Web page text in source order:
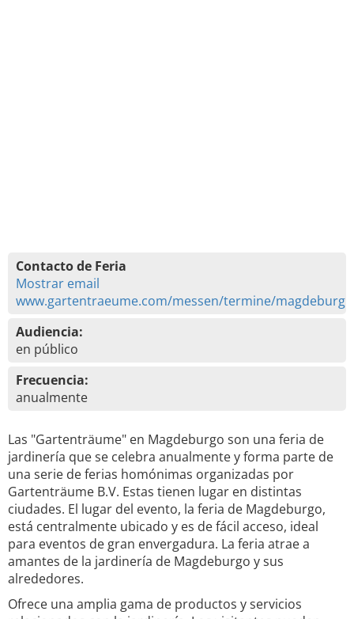
Contacto de Feria
Mostrar email
www.gartentraeume.com/messen/termine/magdeburg
Audiencia:
en público
Frecuencia:
anualmente
Las "Gartenträume" en Magdeburgo son una feria de
jardinería que se celebra anualmente y forma parte de
una serie de ferias homónimas organizadas por
Gartenträume B.V. Estas tienen lugar en distintas
ciudades. El lugar del evento, la feria de Magdeburgo,
está centralmente ubicado y es de fácil acceso, ideal
para eventos de gran envergadura. La feria atrae a
amantes de la jardinería de Magdeburgo y sus
alrededores.
Ofrece una amplia gama de productos y servicios